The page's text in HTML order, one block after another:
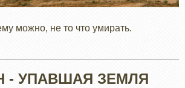
можно, не то что умирать.
- УПАВШАЯ ЗЕМЛЯ